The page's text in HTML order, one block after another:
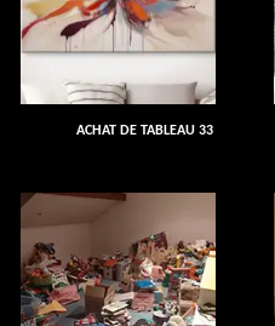
ACHAT DE TABLEAU 33